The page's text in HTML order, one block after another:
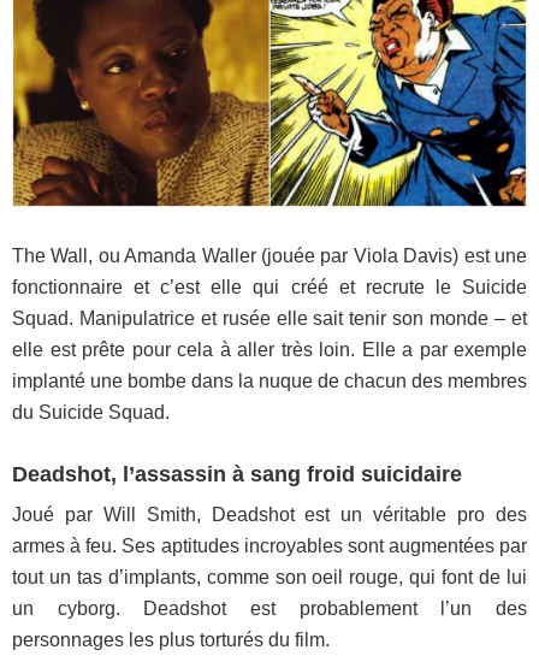
The Wall, ou Amanda Waller (jouée par Viola Davis) est une
fonctionnaire et c’est elle qui créé et recrute le Suicide
Squad. Manipulatrice et rusée elle sait tenir son monde – et
elle est prête pour cela à aller très loin. Elle a par exemple
implanté une bombe dans la nuque de chacun des membres
du Suicide Squad.
Deadshot, l’assassin à sang froid suicidaire
Joué par Will Smith, Deadshot est un véritable pro des
armes à feu. Ses aptitudes incroyables sont augmentées par
tout un tas d’implants, comme son oeil rouge, qui font de lui
un cyborg. Deadshot est probablement l’un des
personnages les plus torturés du film.